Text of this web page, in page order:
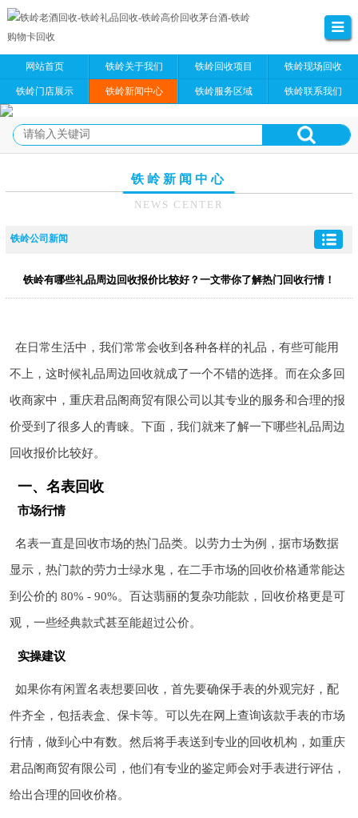
网站首页 铁岭关于我们 铁岭回收项目 铁岭现场回收
铁岭门店展示 铁岭新闻中心 铁岭服务区域 铁岭联系我们
铁岭新闻中心
NEWS CENTER
铁岭公司新闻
铁岭有哪些礼品周边回收报价比较好？一文带你了解热门回收行情！
在日常生活中，我们常常会收到各种各样的礼品，有些可能用
不上，这时候礼品周边回收就成了一个不错的选择。而在众多回
收商家中，重庆君品阁商贸有限公司以其专业的服务和合理的报
价受到了很多人的青睐。下面，我们就来了解一下哪些礼品周边
回收报价比较好。
一、名表回收
市场行情
名表一直是回收市场的热门品类。以劳力士为例，据市场数据
显示，热门款的劳力士绿水鬼，在二手市场的回收价格通常能达
到公价的 80% - 90%。百达翡丽的复杂功能款，回收价格更是可
观，一些经典款式甚至能超过公价。
实操建议
如果你有闲置名表想要回收，首先要确保手表的外观完好，配
件齐全，包括表盒、保卡等。可以先在网上查询该款手表的市场
行情，做到心中有数。然后将手表送到专业的回收机构，如重庆
君品阁商贸有限公司，他们有专业的鉴定师会对手表进行评估，
给出合理的回收价格。